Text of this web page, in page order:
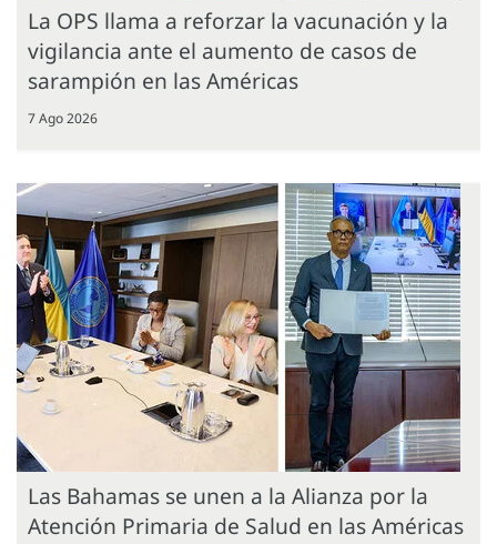
La OPS llama a reforzar la vacunación y la
vigilancia ante el aumento de casos de
sarampión en las Américas
7 Ago 2026
Las Bahamas se unen a la Alianza por la
Atención Primaria de Salud en las Américas